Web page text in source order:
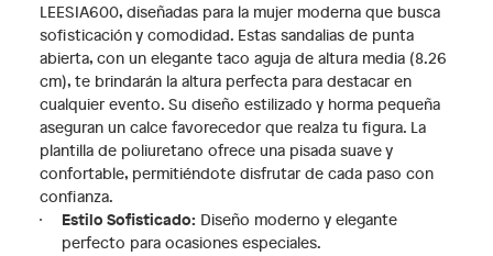
LEESIA600, diseñadas para la mujer moderna que busca
sofisticación y comodidad. Estas sandalias de punta
abierta, con un elegante taco aguja de altura media (8.26
cm), te brindarán la altura perfecta para destacar en
cualquier evento. Su diseño estilizado y horma pequeña
aseguran un calce favorecedor que realza tu figura. La
plantilla de poliuretano ofrece una pisada suave y
confortable, permitiéndote disfrutar de cada paso con
confianza.
Estilo Sofisticado: Diseño moderno y elegante
perfecto para ocasiones especiales.